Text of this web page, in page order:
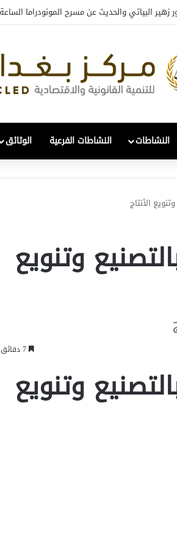
في واقع 2022-2026
النشاطات النشاطات الفرعية الوثائق
الأنتاج
وتنويع
وتنويع